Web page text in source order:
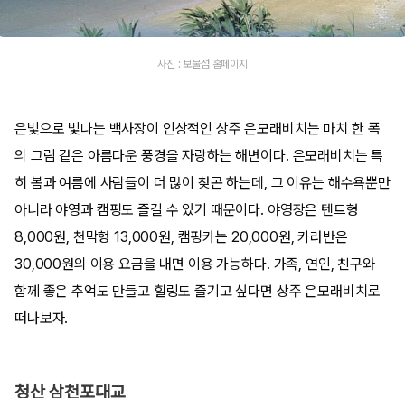
사진 : 보물섬 홈페이지
은빛으로 빛나는 백사장이 인상적인 상주 은모래비치는 마치 한 폭
의 그림 같은 아름다운 풍경을 자랑하는 해변이다. 은모래비치는 특
히 봄과 여름에 사람들이 더 많이 찾곤 하는데, 그 이유는 해수욕뿐만
아니라 야영과 캠핑도 즐길 수 있기 때문이다. 야영장은 텐트형
8,000원, 천막형 13,000원, 캠핑카는 20,000원, 카라반은
30,000원의 이용 요금을 내면 이용 가능하다. 가족, 연인, 친구와
함께 좋은 추억도 만들고 힐링도 즐기고 싶다면 상주 은모래비치로
떠나보자.
청산 삼천포대교